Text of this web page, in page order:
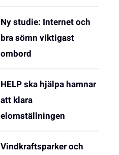
Ny studie: Internet och
bra sömn viktigast
ombord
HELP ska hjälpa hamnar
att klara
elomställningen
Vindkraftsparker och